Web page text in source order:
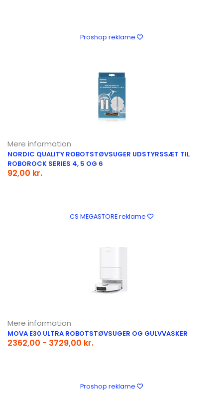
Proshop reklame
Mere information
NORDIC QUALITY ROBOTSTØVSUGER UDSTYRSSÆT TIL
ROBOROCK SERIES 4, 5 OG 6
92,00 kr.
CS MEGASTORE reklame
Mere information
MOVA E30 ULTRA ROBOTSTØVSUGER OG GULVVASKER
2362,00 - 3729,00 kr.
Proshop reklame